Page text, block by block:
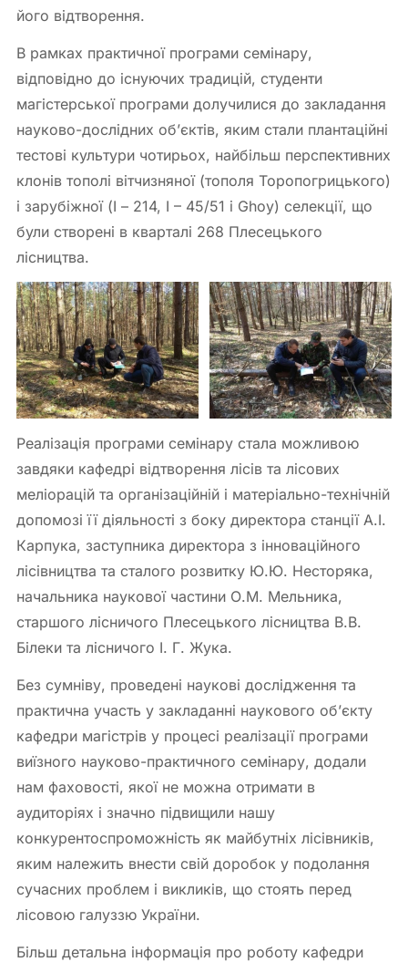
його відтворення.
В рамках практичної програми семінару,
відповідно до існуючих традицій, студенти
магістерської програми долучилися до закладання
науково-дослідних об’єктів, яким стали плантаційні
тестові культури чотирьох, найбільш перспективних
клонів тополі вітчизняної (тополя Торопогрицького)
і зарубіжної (І – 214, I – 45/51 і Ghoy) селекції, що
були створені в кварталі 268 Плесецького
лісництва.
Реалізація програми семінару стала можливою
завдяки кафедрі відтворення лісів та лісових
меліорацій та організаційній і матеріально-технічній
допомозі її діяльності з боку директора станції А.І.
Карпука, заступника директора з інноваційного
лісівництва та сталого розвитку Ю.Ю. Несторяка,
начальника наукової частини О.М. Мельника,
старшого лісничого Плесецького лісництва В.В.
Білеки та лісничого І. Г. Жука.
Без сумніву, проведені наукові дослідження та
практична участь у закладанні наукового об’єкту
кафедри магістрів у процесі реалізації програми
виїзного науково-практичного семінару, додали
нам фаховості, якої не можна отримати в
аудиторіях і значно підвищили нашу
конкурентоспроможність як майбутніх лісівників,
яким належить внести свій доробок у подолання
сучасних проблем і викликів, що стоять перед
лісовою галуззю України.
Більш детальна інформація про роботу кафедри